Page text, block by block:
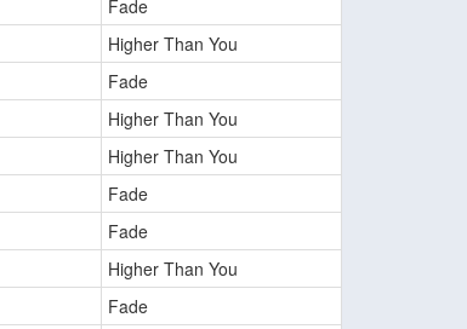
Fade
Higher Than You
Fade
Higher Than You
Higher Than You
Fade
Fade
Higher Than You
Fade